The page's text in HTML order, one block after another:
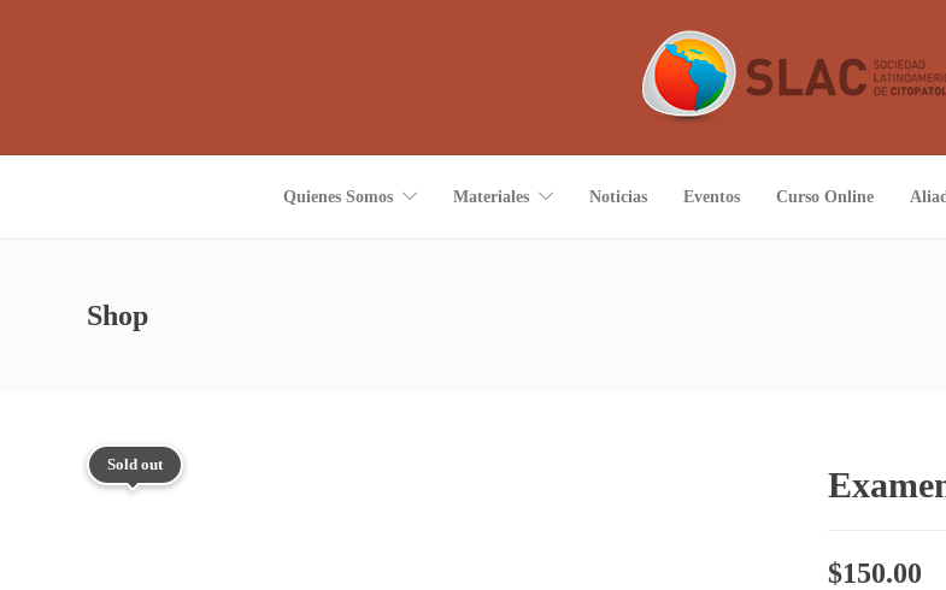
Quienes Somos Materiales Noticias Eventos Curso Online
Shop
Sold out
$150.00